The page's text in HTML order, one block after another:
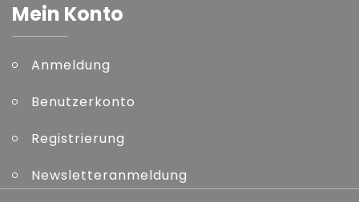
Mein Konto
Anmeldung
Benutzerkonto
Registrierung
Newsletteranmeldung